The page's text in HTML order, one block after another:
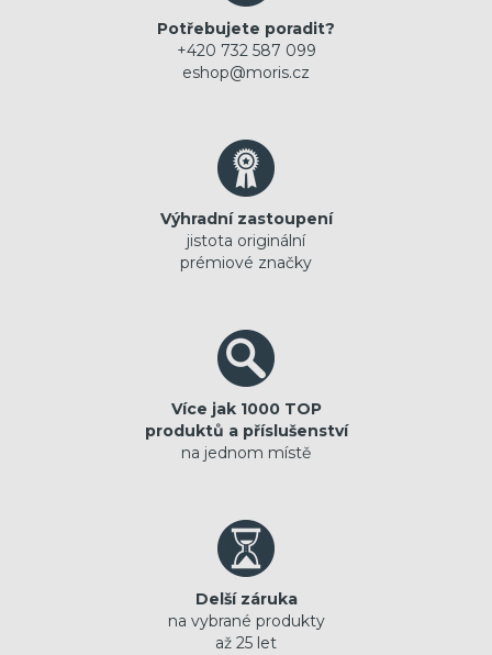
Potřebujete poradit?
+420 732 587 099
eshop@moris.cz
Výhradní zastoupení
jistota originální
prémiové značky
Více jak 1000 TOP
produktů a příslušenství
na jednom místě
Delší záruka
na vybrané produkty
až 25 let